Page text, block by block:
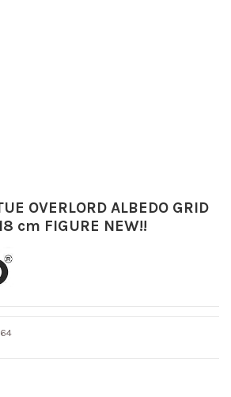
OVERLORD ALBEDO GRID
cm FIGURE NEW!!